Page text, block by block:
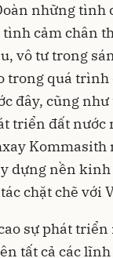
những tình
cảm chân
vô tư trong
trong quá
đây, cũng
triển đất nước
Kommasith
dựng nền kinh
chặt chẽ với
sự phát triển
tất cả các